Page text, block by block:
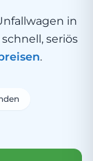
in
seriös
.